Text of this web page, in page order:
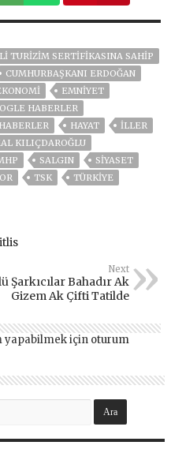
TURIZIM SERTIFIKASINA SAHIP
CUMHURBAŞKANI ERDOĞAN
EMNİYET
HABERLER
HABERLER HAYAT
İLLER
KILIÇDAROĞLU
SALGIN
SİYASET
TSK
TÜRKİYE
Next
Şarkıcılar Bahadır Ak
Gizem Ak Çifti Tatilde
yapabilmek için oturum